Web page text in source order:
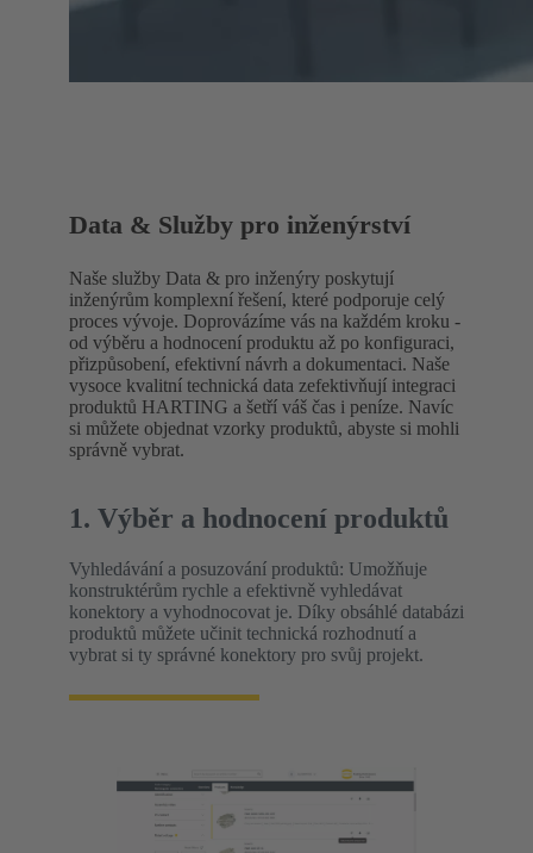
Data & Služby pro inženýrství
Naše služby Data & pro inženýry poskytují
inženýrům komplexní řešení, které podporuje celý
proces vývoje. Doprovázíme vás na každém kroku -
od výběru a hodnocení produktu až po konfiguraci,
přizpůsobení, efektivní návrh a dokumentaci. Naše
vysoce kvalitní technická data zefektivňují integraci
produktů HARTING a šetří váš čas i peníze. Navíc
si můžete objednat vzorky produktů, abyste si mohli
správně vybrat.
1. Výběr a hodnocení produktů
Vyhledávání a posuzování produktů: Umožňuje
konstruktérům rychle a efektivně vyhledávat
konektory a vyhodnocovat je. Díky obsáhlé databázi
produktů můžete učinit technická rozhodnutí a
vybrat si ty správné konektory pro svůj projekt.